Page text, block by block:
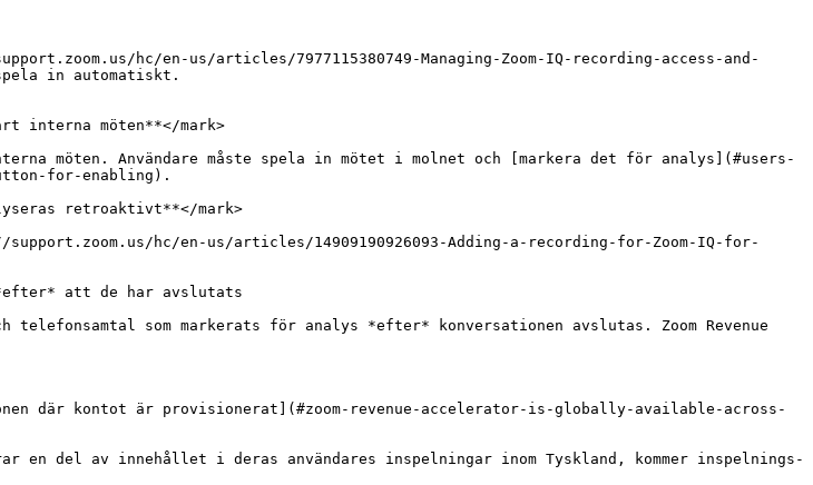
hc/en-us/articles/7977115380749-Managing-Zoom-IQ-recording-access-and-
spela in automatiskt.
interna möten**</mark>
möten. Användare måste spela in mötet i molnet och [markera det för analys](#users-
for-enabling).
retroaktivt**</mark>
hc/en-us/articles/14909190926093-Adding-a-recording-for-Zoom-IQ-for-
*efter* att de har avslutats
telefonsamtal som markerats för analys *efter* konversationen avslutas. Zoom Revenue
där kontot är provisionerat](#zoom-revenue-accelerator-is-globally-available-across-
en del av innehållet i deras användares inspelningar inom Tyskland, kommer inspelnings-